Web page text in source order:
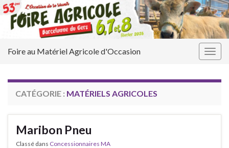
Foire au Matériel Agricole d'Occasion
CATÉGORIE : MATÉRIELS AGRICOLES
Maribon Pneu
Classé dans Concessionnaires MA